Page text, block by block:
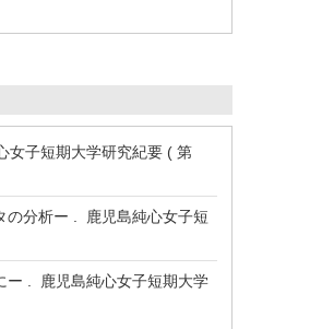
女子短期大学研究紀要 ( 第
の分析ー . 鹿児島純心女子短
ー . 鹿児島純心女子短期大学